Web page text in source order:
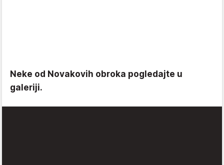
Neke od Novakovih obroka pogledajte u
galeriji.